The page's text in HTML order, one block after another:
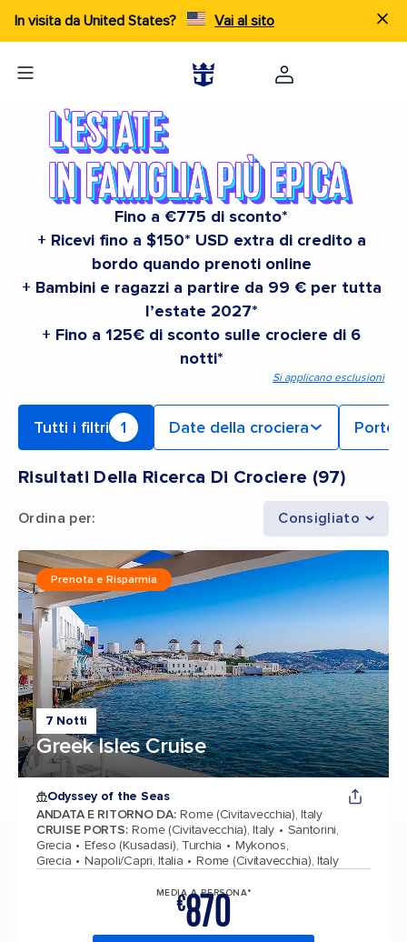
In visita da United States? Vai al sito
Fino a €775 di sconto*
+ Ricevi fino a $150* USD extra di credito a
bordo quando prenoti online
+ Bambini e ragazzi a partire da 99 € per tutta
l’estate 2027*
+ Fino a 125€ di sconto sulle crociere di 6
notti*
Si applicano esclusioni
Tutti i filtri 1 Date della crociera Porto
Risultati Della Ricerca Di Crociere (97)
Ordina per: Consigliato
7 Notti
Greek Isles Cruise
Prenota e Risparmia
Odyssey of the Seas
ANDATA E RITORNO DA: Rome (Civitavecchia), Italy
CRUISE PORTS: Rome (Civitavecchia), Italy
Santorini,
Grecia
Efeso (Kusadasi), Turchia
Mykonos,
Grecia
Napoli/Capri, Italia Rome (Civitavecchia), Italy
MEDIA A PERSONA*
€870